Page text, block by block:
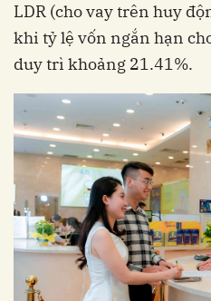
LDR (cho vay trên huy
khi tỷ lệ vốn ngắn hạn
duy trì khoảng 21.41%.